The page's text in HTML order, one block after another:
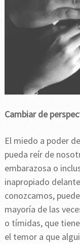
Cambiar de
El miedo a poder
pueda reír de
embarazosa o
inapropiado
conozcamos,
mayoría de las
o tímidas, que
el temor a que